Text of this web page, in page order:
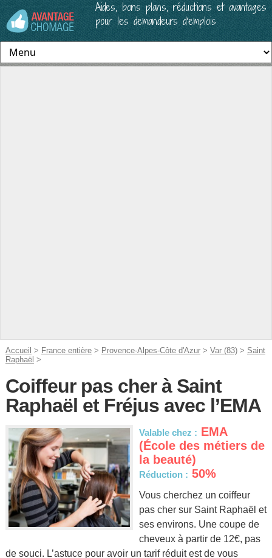
Aides, bons plans, réductions et avantages
pour les demandeurs d’emplois
Accueil > France entière> Provence-Alpes-Côte d'Azur> Var (83)> Saint
Raphaël >
Coiffeur pas cher à Saint
Raphaël et Fréjus avec l’EMA
Valable chez : EMA
(École des métiers de
la beauté)
Réduction : 50%
Vous cherchez un coiffeur
pas cher sur Saint Raphaël et
ses environs. Une coupe de
cheveux à partir de 12€, pas
de souci. L’astuce pour avoir un tarif réduit est de vous